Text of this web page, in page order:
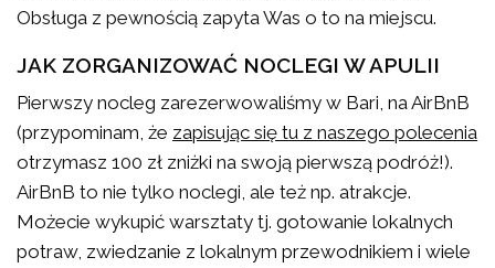
Obsługa z pewnością zapyta Was o to na miejscu.
JAK ZORGANIZOWAĆ NOCLEGI W APULII
Pierwszy nocleg zarezerwowaliśmy w Bari, na AirBnB
(przypominam, że zapisując się tu z naszego polecenia
otrzymasz 100 zł zniżki na swoją pierwszą podróż!).
AirBnB to nie tylko noclegi, ale też np. atrakcje.
Możecie wykupić warsztaty tj. gotowanie lokalnych
potraw, zwiedzanie z lokalnym przewodnikiem i wiele